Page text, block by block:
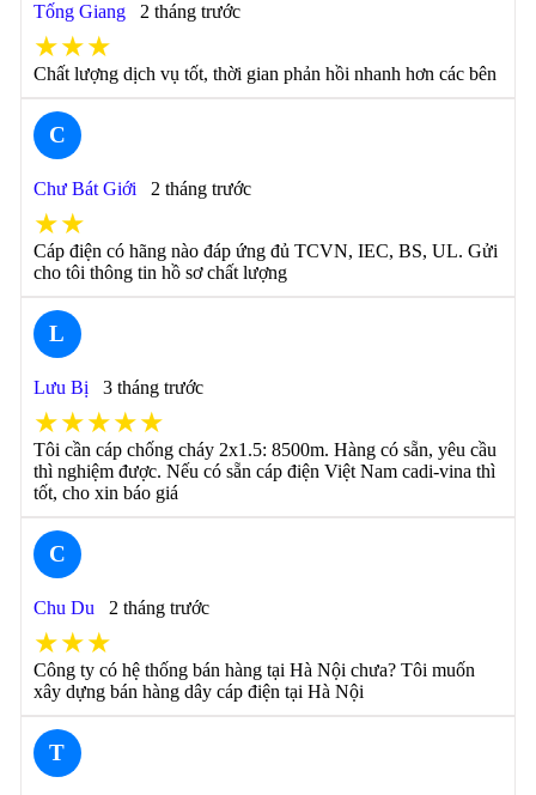
Tống Giang 2 tháng trước
★★★
Chất lượng dịch vụ tốt, thời gian phản hồi nhanh hơn các bên
C
Chư Bát Giới 2 tháng trước
★★
Cáp điện có hãng nào đáp ứng đủ TCVN, IEC, BS, UL. Gửi
cho tôi thông tin hồ sơ chất lượng
L
Lưu Bị 3 tháng trước
★★★★★
Tôi cần cáp chống cháy 2x1.5: 8500m. Hàng có sẵn, yêu cầu
thì nghiệm được. Nếu có sẵn cáp điện Việt Nam cadi-vina thì
tốt, cho xin báo giá
C
Chu Du 2 tháng trước
★★★
Công ty có hệ thống bán hàng tại Hà Nội chưa? Tôi muốn
xây dựng bán hàng dây cáp điện tại Hà Nội
T